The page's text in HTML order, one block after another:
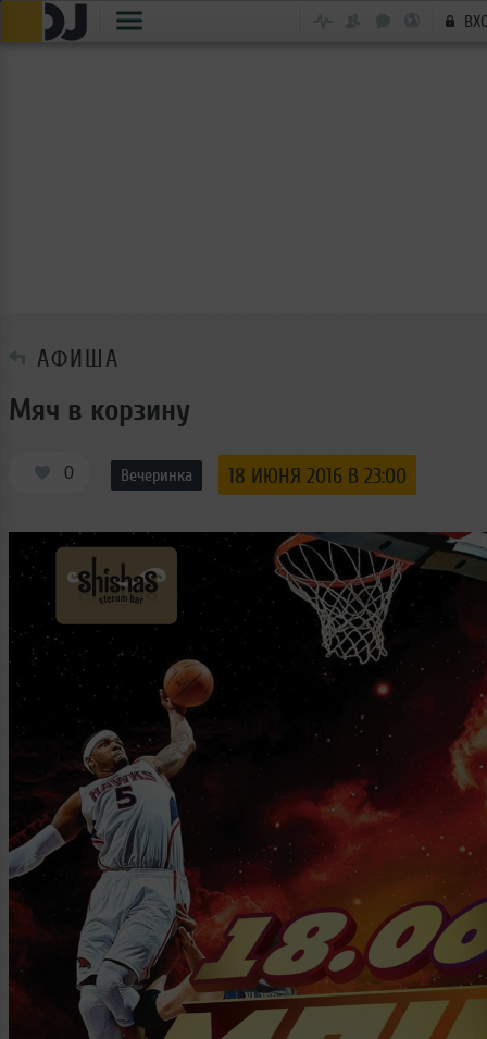
АФИША
Мяч в корзину
0 Вечеринка 18 ИЮНЯ 2016 В 23:00